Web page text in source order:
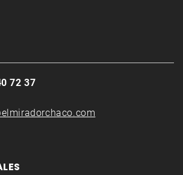
72 37